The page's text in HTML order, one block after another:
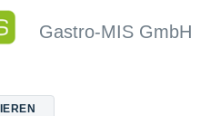
Gastro-MIS GmbH